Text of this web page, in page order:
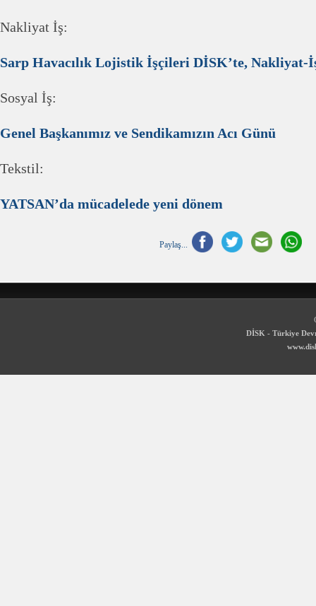
Nakliyat İş:
Sarp Havacılık Lojistik İşçileri DİSK’te, Nakliyat-
Sosyal İş:
Genel Başkanımız ve Sendikamızın Acı Günü
Tekstil:
YATSAN’da mücadelede yeni dönem
Paylaş...
DİSK - Türkiye